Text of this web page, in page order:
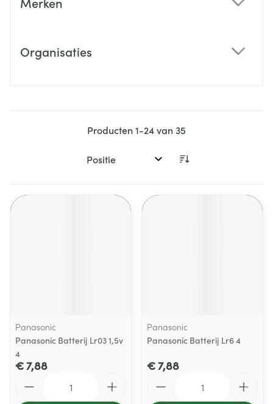
Organisaties
Producten1-24van35
Sorteer op:
Panasonic
Panasonic Batterij Lr03 1,5v
4
€ 7,88
Panasonic
Panasonic Batterij Lr6 4
€ 7,88